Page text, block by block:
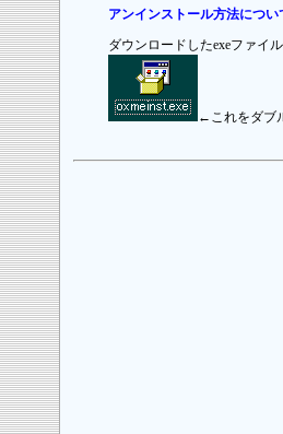
アンインストール方法につい
ダウンロードしたexeファイ
←これをダブ